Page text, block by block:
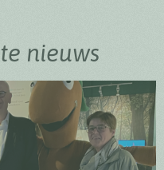
nieuws